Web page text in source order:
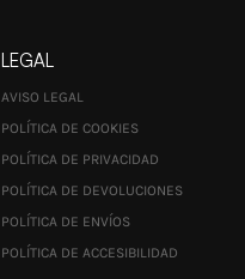
LEGAL
AVISO LEGAL
POLÍTICA DE COOKIES
POLÍTICA DE PRIVACIDAD
POLÍTICA DE DEVOLUCIONES
POLÍTICA DE ENVÍOS
POLÍTICA DE ACCESIBILIDAD